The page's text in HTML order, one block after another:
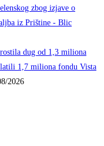
zbog izjave o
iz Prištine - Blic
dug od 1,3 miliona
1,7 miliona fondu Vista
2026